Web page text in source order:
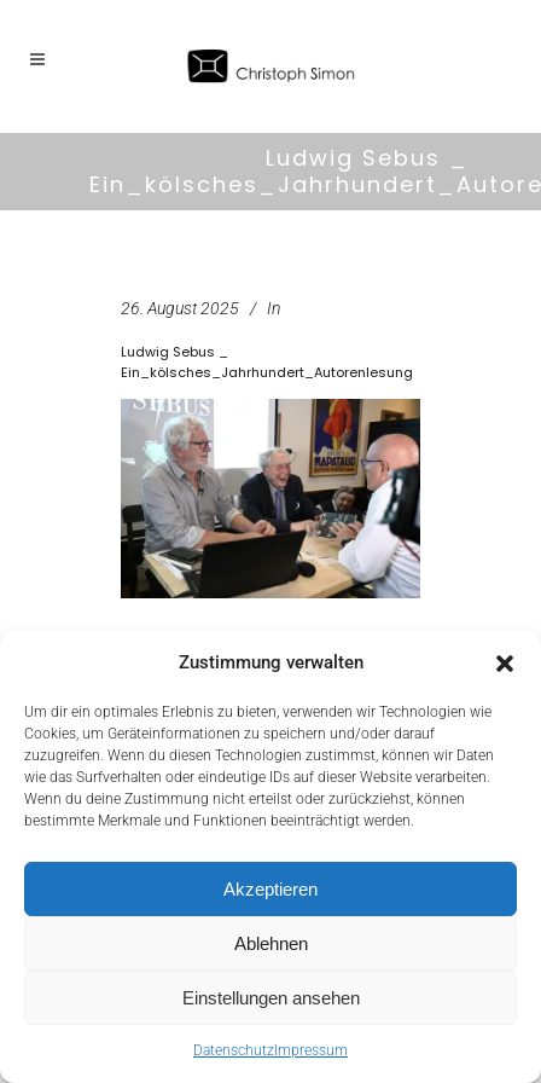
Zustimmung verwalten
Um dir ein optimales Erlebnis zu bieten, verwenden wir Technologien wie
Cookies, um Geräteinformationen zu speichern und/oder darauf
zuzugreifen. Wenn du diesen Technologien zustimmst, können wir Daten
wie das Surfverhalten oder eindeutige IDs auf dieser Website verarbeiten.
Wenn du deine Zustimmung nicht erteilst oder zurückziehst, können
bestimmte Merkmale und Funktionen beeinträchtigt werden.
Akzeptieren
Ablehnen
Einstellungen ansehen
Datenschutz Impressum
Ludwig Sebus _
26. August 2025 In
Ludwig Sebus _
Ein_kölsches_Jahrhundert_Autorenlesung
mail@christophsimon.com
Impressum Datenschutz